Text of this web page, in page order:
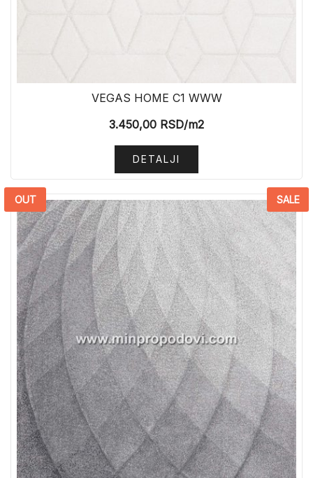
VEGAS HOME C1 WWW
3.450,00 RSD/m2
DETALJI
OUT SALE